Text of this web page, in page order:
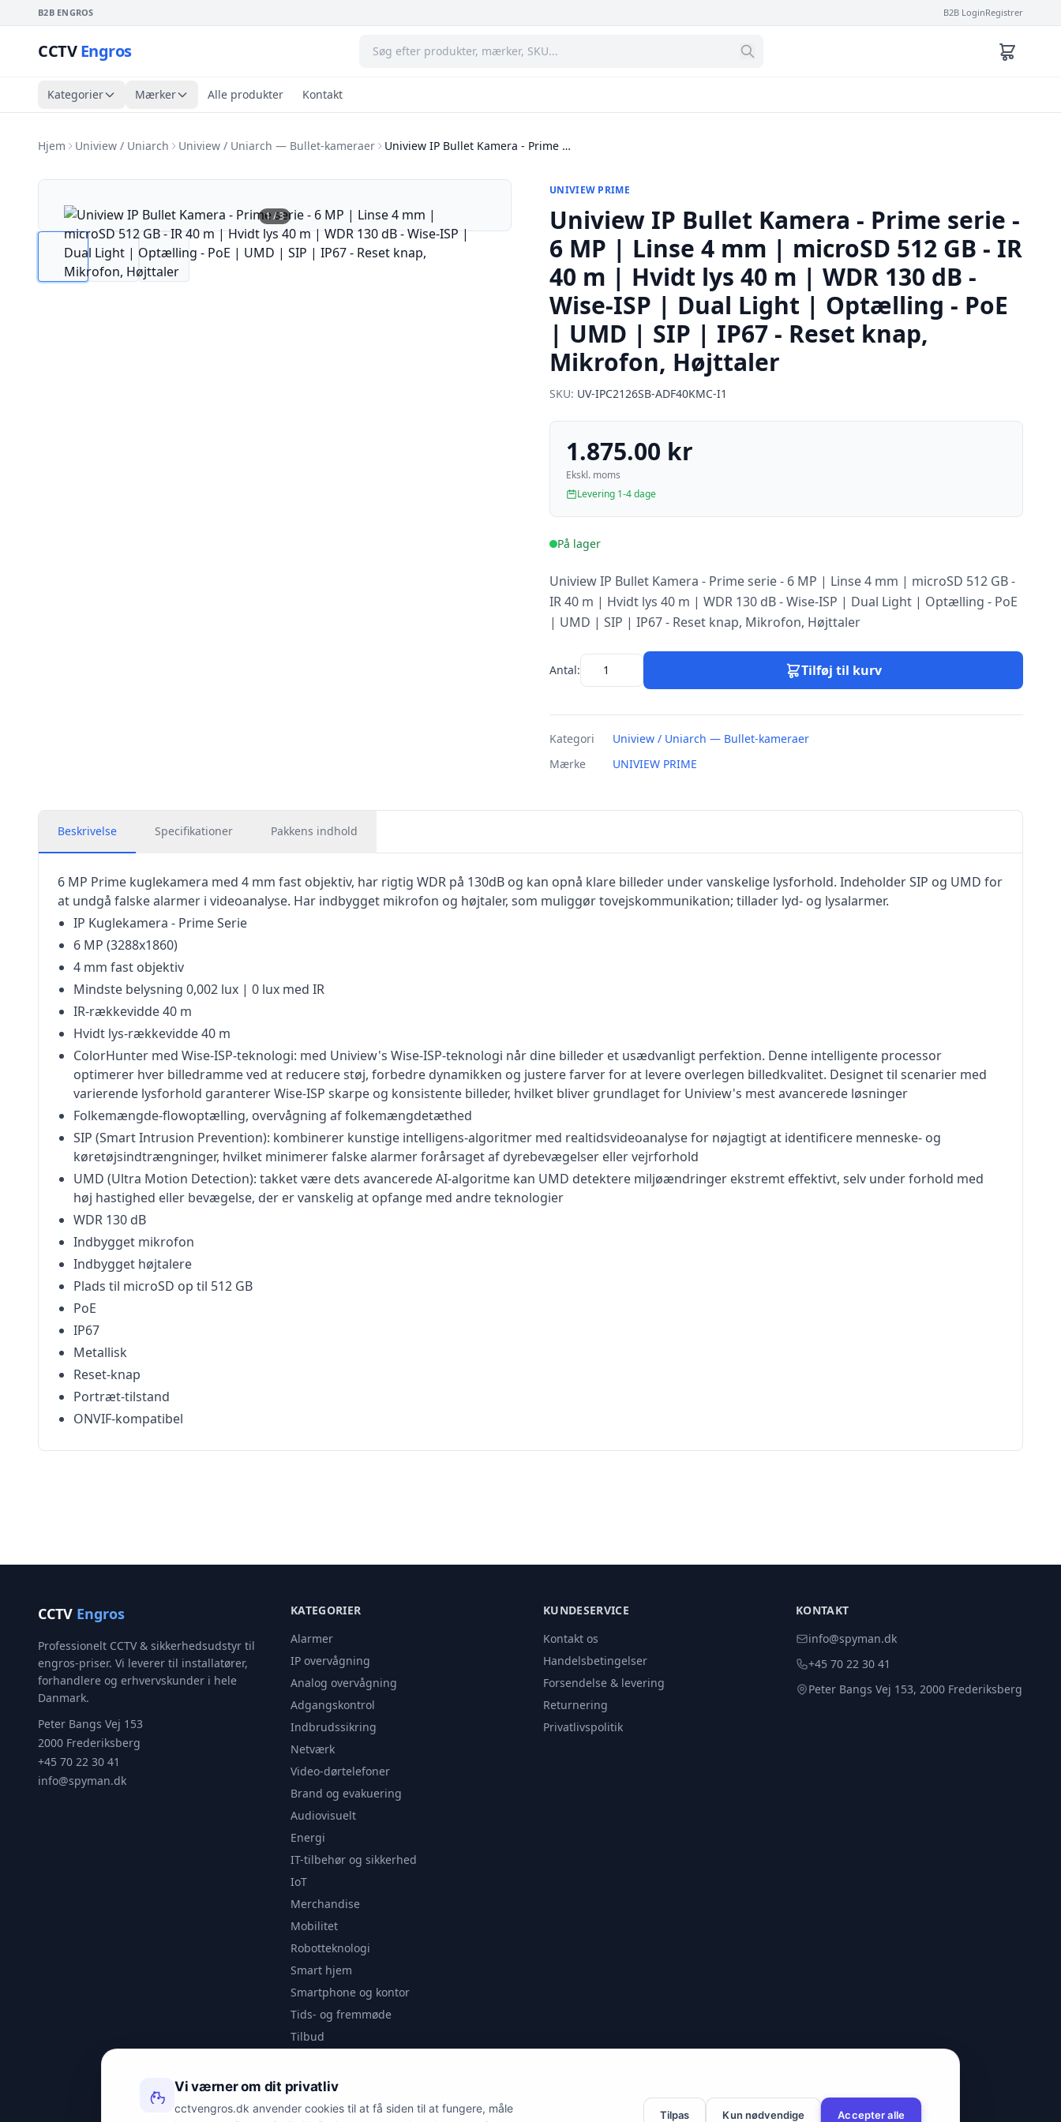
B2B ENGROS B2B LoginRegistrer
CCTVEngros
Kategorier Mærker Alle produkter Kontakt
Hjem Uniview / Uniarch Uniview / Uniarch — Bullet-kameraer Uniview IP Bullet Kamera - Prime …
1/3
UNIVIEW PRIME
Uniview IP Bullet Kamera - Prime serie -
6 MP | Linse 4 mm | microSD 512 GB - IR
40 m | Hvidt lys 40 m | WDR 130 dB -
Wise-ISP | Dual Light | Optælling - PoE
| UMD | SIP | IP67 - Reset knap,
Mikrofon, Højttaler
SKU: UV-IPC2126SB-ADF40KMC-I1
1.875.00 kr
Ekskl. moms
Levering 1-4 dage
På lager
Uniview IP Bullet Kamera - Prime serie - 6 MP | Linse 4 mm | microSD 512 GB -
IR 40 m | Hvidt lys 40 m | WDR 130 dB - Wise-ISP | Dual Light | Optælling - PoE
| UMD | SIP | IP67 - Reset knap, Mikrofon, Højttaler
Antal: Tilføj til kurv
Kategori
Uniview / Uniarch — Bullet-kameraer
Mærke
UNIVIEW PRIME
Beskrivelse Specifikationer Pakkens indhold
6 MP Prime kuglekamera med 4 mm fast objektiv, har rigtig WDR på 130dB og kan opnå klare billeder under vanskelige lysforhold. Indeholder SIP og UMD for
at undgå falske alarmer i videoanalyse. Har indbygget mikrofon og højtaler, som muliggør tovejskommunikation; tillader lyd- og lysalarmer.
IP Kuglekamera - Prime Serie
6 MP (3288x1860)
4 mm fast objektiv
Mindste belysning 0,002 lux | 0 lux med IR
IR-rækkevidde 40 m
Hvidt lys-rækkevidde 40 m
ColorHunter med Wise-ISP-teknologi: med Uniview's Wise-ISP-teknologi når dine billeder et usædvanligt perfektion. Denne intelligente processor
optimerer hver billedramme ved at reducere støj, forbedre dynamikken og justere farver for at levere overlegen billedkvalitet. Designet til scenarier med
varierende lysforhold garanterer Wise-ISP skarpe og konsistente billeder, hvilket bliver grundlaget for Uniview's mest avancerede løsninger
Folkemængde-flowoptælling, overvågning af folkemængdetæthed
SIP (Smart Intrusion Prevention): kombinerer kunstige intelligens-algoritmer med realtidsvideoanalyse for nøjagtigt at identificere menneske- og
køretøjsindtrængninger, hvilket minimerer falske alarmer forårsaget af dyrebevægelser eller vejrforhold
UMD (Ultra Motion Detection): takket være dets avancerede AI-algoritme kan UMD detektere miljøændringer ekstremt effektivt, selv under forhold med
høj hastighed eller bevægelse, der er vanskelig at opfange med andre teknologier
WDR 130 dB
Indbygget mikrofon
Indbygget højtalere
Plads til microSD op til 512 GB
PoE
IP67
Metallisk
Reset-knap
Portræt-tilstand
ONVIF-kompatibel
CCTV Engros
Professionelt CCTV & sikkerhedsudstyr til
engros-priser. Vi leverer til installatører,
forhandlere og erhvervskunder i hele
Danmark.
Peter Bangs Vej 153
2000 Frederiksberg
+45 70 22 30 41
info@spyman.dk
KATEGORIER
Alarmer
IP overvågning
Analog overvågning
Adgangskontrol
Indbrudssikring
Netværk
Video-dørtelefoner
Brand og evakuering
Audiovisuelt
Energi
IT-tilbehør og sikkerhed
IoT
Merchandise
Mobilitet
Robotteknologi
Smart hjem
Smartphone og kontor
Tids- og fremmøde
Tilbud
Videoanalyse
Outlet
KUNDESERVICE
Kontakt os
Handelsbetingelser
Forsendelse & levering
Returnering
Privatlivspolitik
KONTAKT
info@spyman.dk
+45 70 22 30 41
Peter Bangs Vej 153, 2000 Frederiksberg
Vi værner om dit privatliv
cctvengros.dk anvender cookies til at få siden til at fungere, måle
Tilpas Kun nødvendige Accepter alle